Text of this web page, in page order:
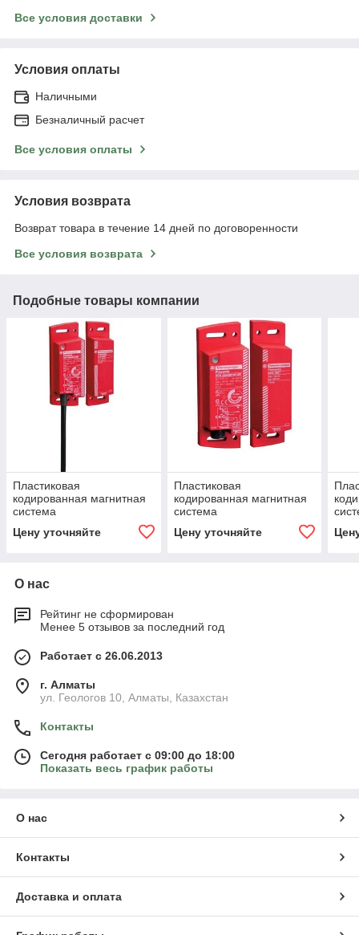
Все условия доставки
Условия оплаты
Наличными
Безналичный расчет
Все условия оплаты
Условия возврата
Возврат товара в течение 14 дней по договоренности
Все условия возврата
Подобные товары компании
Пластиковая
кодированная магнитная
система
Цену уточняйте
Пластиковая
кодированная магнитная
система
Цену уточняйте
О нас
Рейтинг не сформирован
Менее 5 отзывов за последний год
Работает с 26.06.2013
г. Алматы
ул. Геологов 10, Алматы, Казахстан
Контакты
Сегодня работает с 09:00 до 18:00
Показать весь график работы
О нас
Контакты
Доставка и оплата